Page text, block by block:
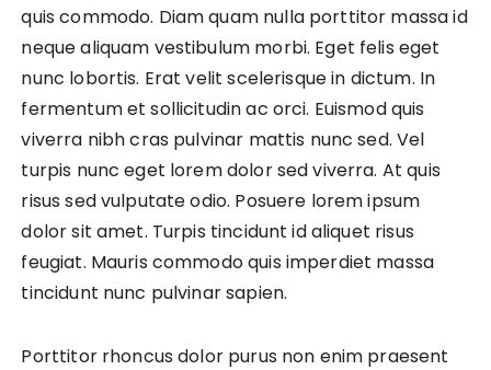
quis commodo. Diam quam nulla porttitor massa id
neque aliquam vestibulum morbi. Eget felis eget
nunc lobortis. Erat velit scelerisque in dictum. In
fermentum et sollicitudin ac orci. Euismod quis
viverra nibh cras pulvinar mattis nunc sed. Vel
turpis nunc eget lorem dolor sed viverra. At quis
risus sed vulputate odio. Posuere lorem ipsum
dolor sit amet. Turpis tincidunt id aliquet risus
feugiat. Mauris commodo quis imperdiet massa
tincidunt nunc pulvinar sapien.
Porttitor rhoncus dolor purus non enim praesent